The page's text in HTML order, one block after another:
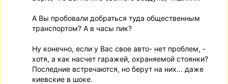
А Вы пробовали добраться туда общественным
транспортом? А в часы пик?
Ну конечно, если у Вас свое авто- нет проблем, -
хотя, а как насчет гаражей, охраняемой стоянки?
Последние встречаются, но берут на них... даже
киевские в шоке.